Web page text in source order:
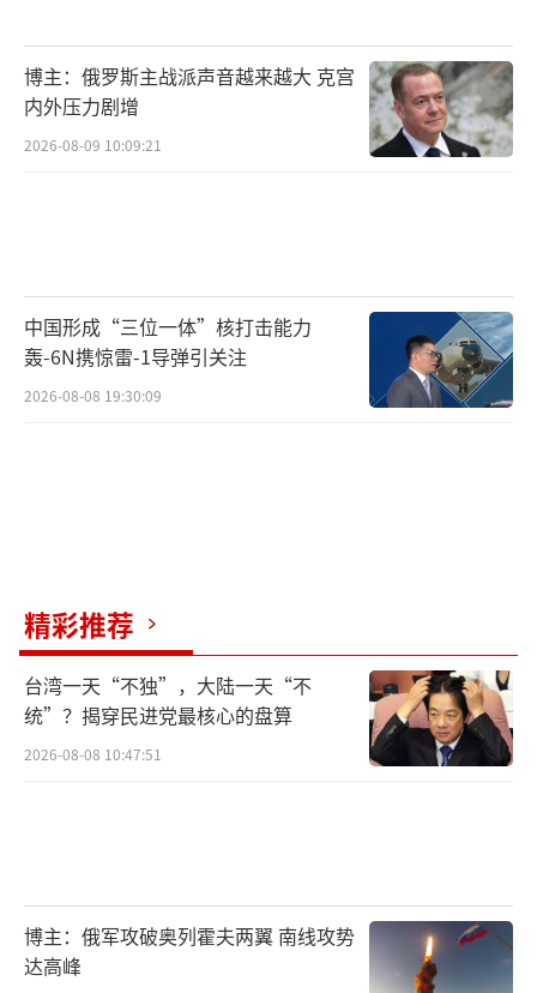
博主：俄罗斯主战派声音越来越大 克宫
内外压力剧增
2026-08-09 10:09:21
中国形成“三位一体”核打击能力
轰-6N携惊雷-1导弹引关注
2026-08-08 19:30:09
精彩推荐
台湾一天“不独”，大陆一天“不
统”？揭穿民进党最核心的盘算
2026-08-08 10:47:51
博主：俄军攻破奥列霍夫两翼 南线攻势
达高峰